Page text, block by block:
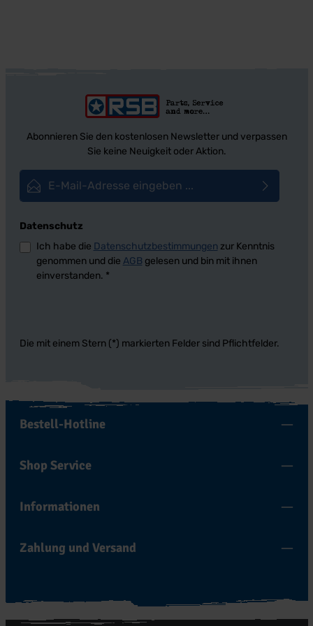
Abonnieren Sie den kostenlosen Newsletter und verpassen
Sie keine Neuigkeit oder Aktion.
Datenschutz
Ich habe die Datenschutzbestimmungen zur Kenntnis
genommen und die AGB gelesen und bin mit ihnen
einverstanden. *
Die mit einem Stern (*) markierten Felder sind Pflichtfelder.
Bestell-Hotline
Shop Service
Informationen
Zahlung und Versand